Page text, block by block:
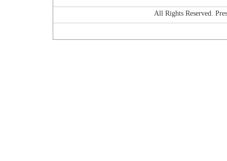
All Rights Reserved.